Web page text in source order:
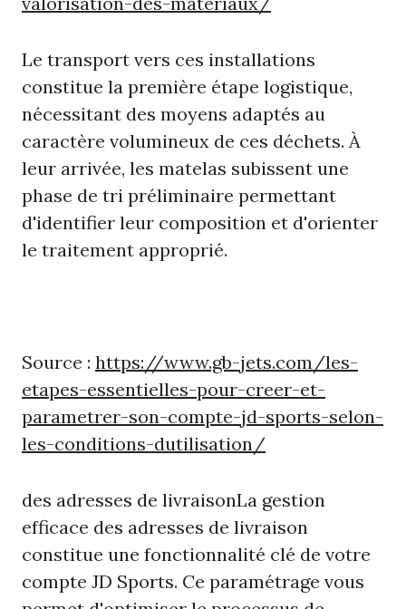
Le transport vers ces installations
constitue la première étape logistique,
nécessitant des moyens adaptés au
caractère volumineux de ces déchets. À
leur arrivée, les matelas subissent une
phase de tri préliminaire permettant
d'identifier leur composition et d'orienter
le traitement approprié.
Source : https://www.gb-jets.com/les-
etapes-essentielles-pour-creer-et-
parametrer-son-compte-jd-sports-selon-
les-conditions-dutilisation/
des adresses de livraisonLa gestion
efficace des adresses de livraison
constitue une fonctionnalité clé de votre
compte JD Sports. Ce paramétrage vous